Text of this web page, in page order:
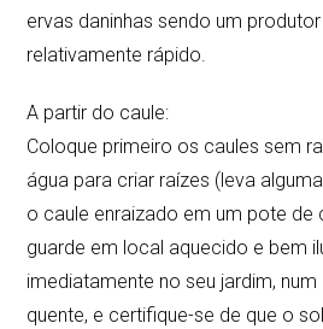
ervas daninhas sendo um
relativamente rápido.
A partir do caule:
Coloque primeiro os caules sem
água para criar raízes (leva
o caule enraizado em um pote de
guarde em local aquecido e bem
imediatamente no seu jardim,
quente, e certifique-se de que o